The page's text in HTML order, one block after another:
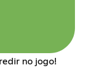
no jogo!